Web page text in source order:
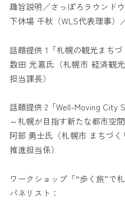
趣旨説明／さっぽろラウンド
下休場 千秋（WLS代表理事）
話題提供 1「札幌の観光まちづ
数田 光嘉氏（札幌市 経済観
担当課長）
話題提供 2「Well-Moving City
～札幌が目指す新たな都市空
阿部 勇士氏（札幌市 まちづ
推進担当係）
ワークショップ「“歩く旅”で
パネリスト：